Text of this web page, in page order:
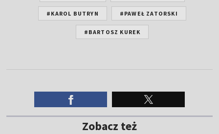
#KAROL BUTRYN #PAWEŁ ZATORSKI
#BARTOSZ KUREK
Zobacz też